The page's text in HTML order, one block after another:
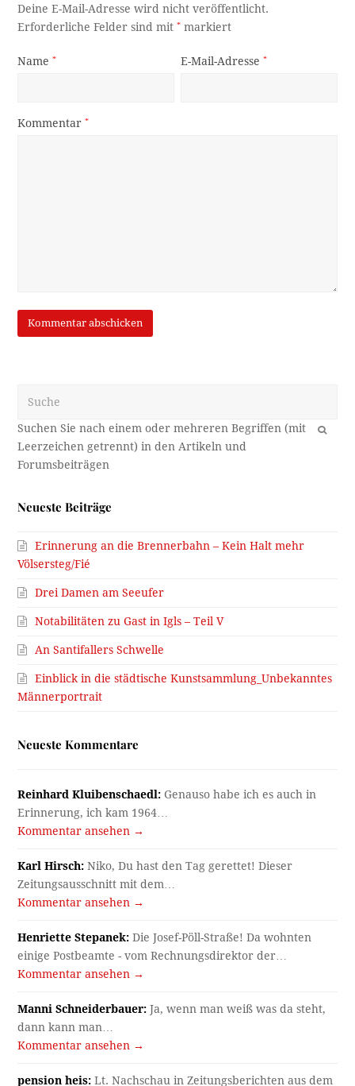
Deine E-Mail-Adresse wird nicht veröffentlicht.
Erforderliche Felder sind mit* markiert
Name* E-Mail-Adresse*
Kommentar*
OK
Neueste Beiträge
Erinnerung an die Brennerbahn – Kein Halt mehr
Völsersteg/Fié
Drei Damen am Seeufer
Notabilitäten zu Gast in Igls – Teil V
An Santifallers Schwelle
Einblick in die städtische Kunstsammlung_Unbekanntes
Männerportrait
Neueste Kommentare
Reinhard Kluibenschaedl: Genauso habe ich es auch in
Erinnerung, ich kam 1964…
Kommentar ansehen →
Karl Hirsch: Niko, Du hast den Tag gerettet! Dieser
Zeitungsausschnitt mit dem…
Kommentar ansehen →
Henriette Stepanek: Die Josef-Pöll-Straße! Da wohnten
einige Postbeamte - vom Rechnungsdirektor der…
Kommentar ansehen →
Manni Schneiderbauer: Ja, wenn man weiß was da steht,
dann kann man…
Kommentar ansehen →
pension heis: Lt. Nachschau in Zeitungsberichten aus dem